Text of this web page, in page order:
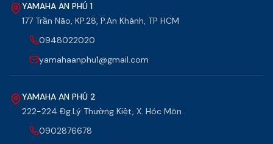
YAMAHA AN PHÚ 1
177 Trần Não, KP.28, P.An Khánh, TP HCM
0948022020
yamahaanphu1@gmail.com
YAMAHA AN PHÚ 2
222-224 Đg.Lý Thường Kiệt, X. Hóc Môn
0902876678